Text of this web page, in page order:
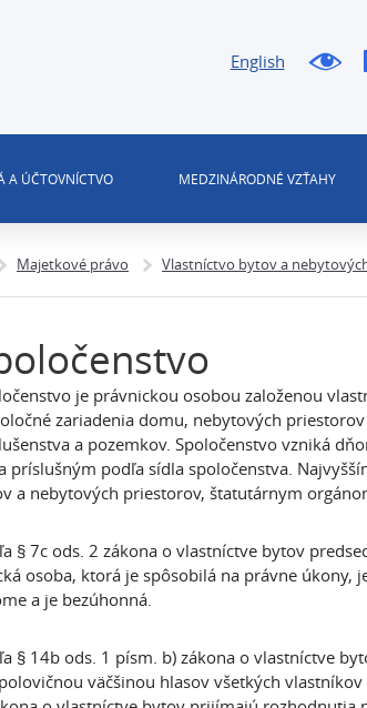
English
A ÚČTOVNÍCTVO MEDZINÁRODNÉ VZŤAHY
Majetkové právo Vlastníctvo bytov a
je právnickou osobou založenou
zariadenia domu, nebytových
a pozemkov. Spoločenstvo vzniká
príslušným podľa sídla spoločenstva.
a nebytových priestorov, štatutárnym
§ 7c ods. 2 zákona o vlastníctve bytov
osoba, ktorá je spôsobilá na právne
a je bezúhonná.
§ 14b ods. 1 písm. b) zákona o vlastníctve
väčšinou hlasov všetkých